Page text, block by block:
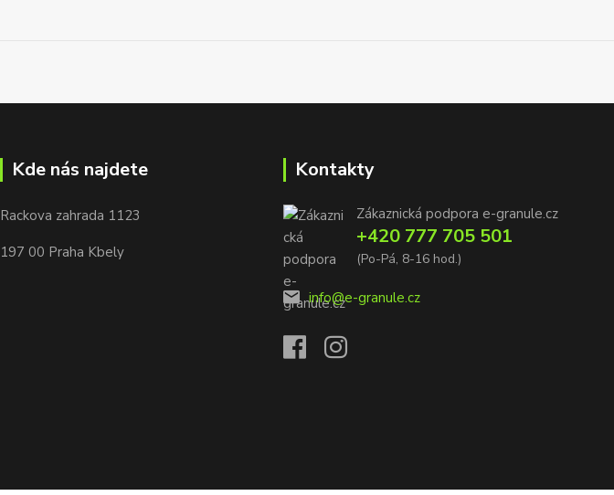
Kde nás najdete
Rackova zahrada 1123
197 00 Praha Kbely
Kontakty
Zákaznická podpora e-granule.cz
+420 777 705 501
(Po-Pá, 8-16 hod.)
info@e-granule.cz